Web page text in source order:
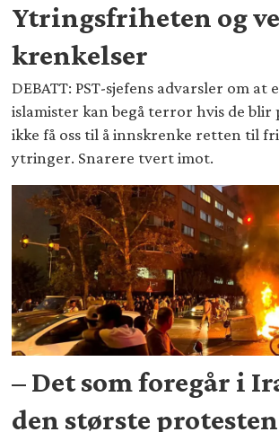
Ytringsfriheten og
krenkelser
DEBATT: PST-sjefens advarsler om at
islamister kan begå terror hvis de blir
ikke få oss til å innskrenke retten til
ytringer. Snarere tvert imot.
– Det som foregår i
den største